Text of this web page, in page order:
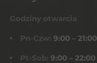
Godziny otwarcia
Pn-Czw: 9:00 – 21:00
Pt-Sob: 9:00 – 22:00